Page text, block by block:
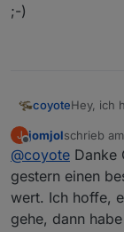
;-)
coyoteHey, ich
Das
bei
glaube
@
jomjol
;-)
J
Offline
jomjolschrieb am
zuletzt
@coyote Danke
gestern einen
wert. Ich hoffe,
gehe, dann